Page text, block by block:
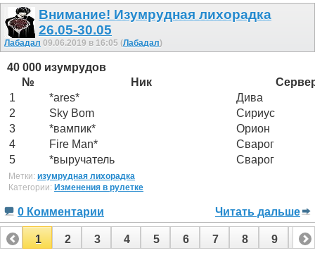
Внимание! Изумрудная лихорадка
26.05-30.05
Лабадал 09.06.2019 в 16:05 (Лабадал)
40 000 изумрудов
№
Ник
1
*ares*
Дива
2
Sky Bom
Сириус
3
*вампик*
Орион
4
Fire Man*
Сварог
5
*выручатель Сварог
Метки: изумрудная лихорадка
Категории: Изменения в рулетке
0 Комментарии Читать дальше
1 2 3 4 5 6 7 8 9 10